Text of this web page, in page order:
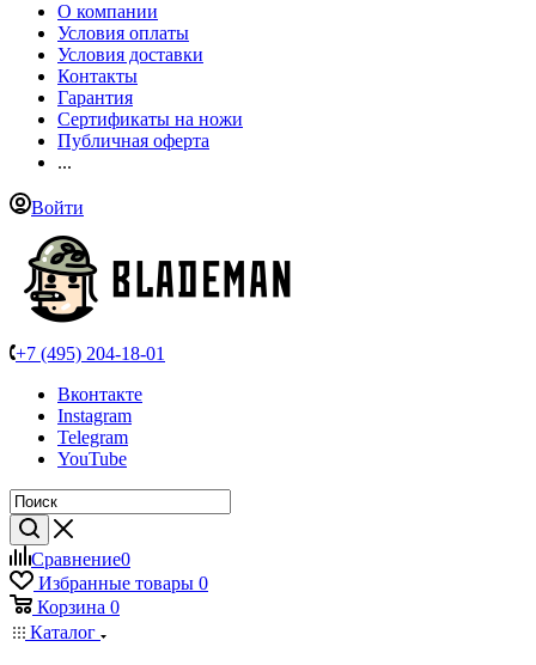
О компании
Условия оплаты
Условия доставки
Контакты
Гарантия
Сертификаты на ножи
Публичная оферта
...
Войти
+7 (495) 204-18-01
Вконтакте
Instagram
Telegram
YouTube
Сравнение0
Избранные товары 0
Корзина 0
Каталог